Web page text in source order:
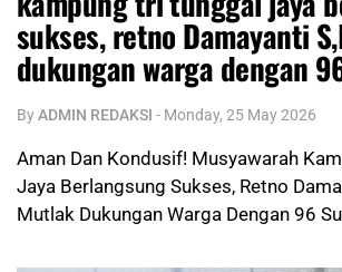
sukses, retno Damayanti
dukungan warga dengan
ByADMIN REDAKSI - Monday, 25 May 2026
Aman Dan Kondusif! Musyawarah
Jaya Berlangsung Sukses, Retno
Mutlak Dukungan Warga Dengan 96